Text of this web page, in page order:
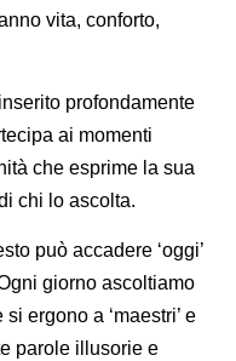
vita, conforto,
profondamente
ai momenti
che esprime la sua
chi lo ascolta.
può accadere ‘oggi’
giorno ascoltiamo
ergono a ‘maestri’ e
parole illusorie e